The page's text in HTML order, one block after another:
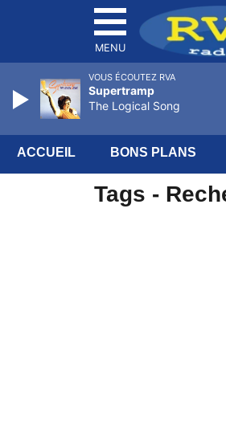
MENU
ACCUEIL BONS PLANS
Tags -
VOUS ÉCOUTEZ RVA
Supertramp
The Logical Song